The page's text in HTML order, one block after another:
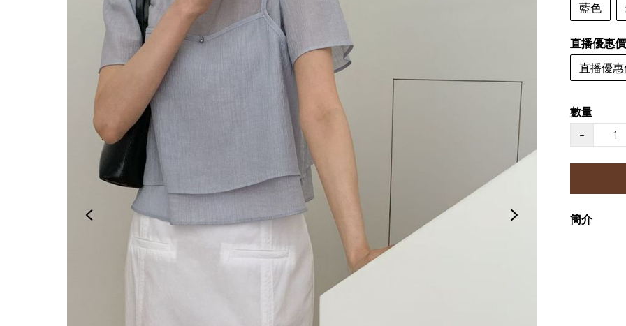
藍色
直播優惠
直播優
數量
−
簡介